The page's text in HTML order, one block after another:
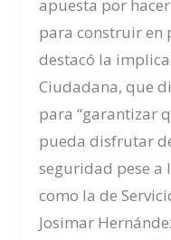
apuesta por
para construir en
destacó la
Ciudadana, que
para “garantizar
pueda disfrutar
seguridad pese a
como la de
Josimar